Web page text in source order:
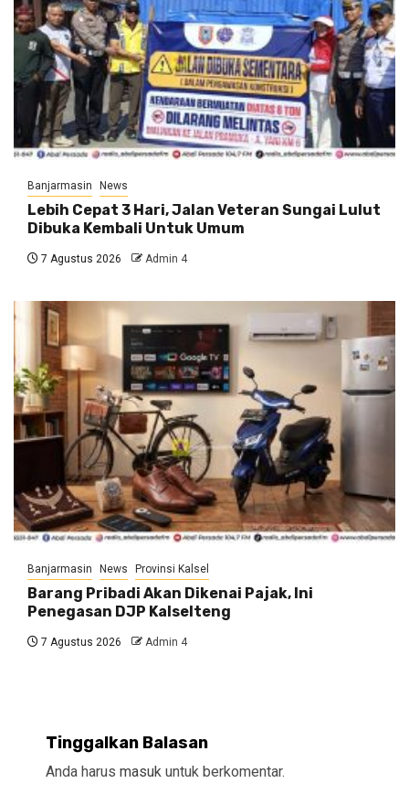
Banjarmasin News
Lebih Cepat 3 Hari, Jalan Veteran Sungai Lulut
Dibuka Kembali Untuk Umum
7 Agustus 2026 Admin 4
Banjarmasin News Provinsi Kalsel
Barang Pribadi Akan Dikenai Pajak, Ini
Penegasan DJP Kalselteng
7 Agustus 2026 Admin 4
Tinggalkan Balasan
Anda harus masuk untuk berkomentar.